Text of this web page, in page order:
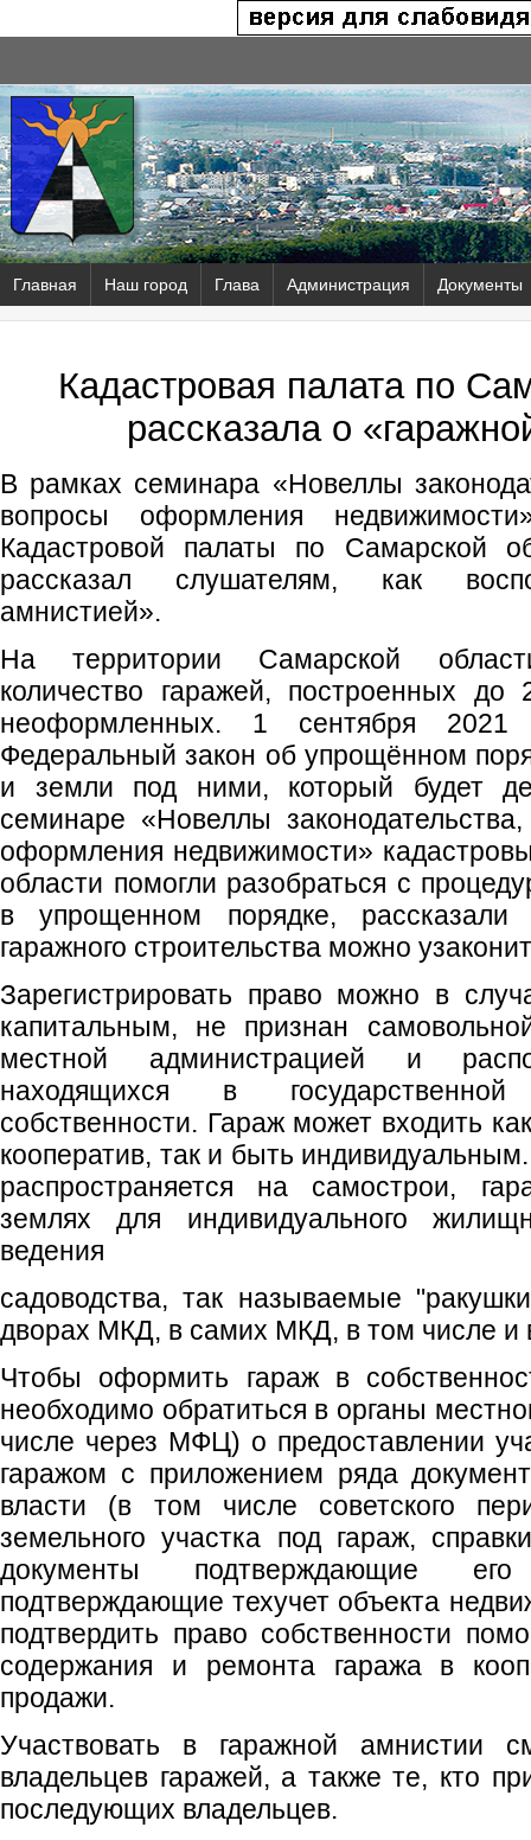
Главная Наш город Глава Администрация Документы
Кадастровая палата по
рассказала о
В рамках семинара «Новеллы
вопросы оформления
Кадастровой палаты по Самарской
рассказал слушателям, как
амнистией».
На территории Самарской
количество гаражей, построенных
неоформленных. 1 сентября
Федеральный закон об упрощённом
и земли под ними, который будет
семинаре «Новеллы
оформления недвижимости»
области помогли разобраться с
в упрощенном порядке,
гаражного строительства можно
Зарегистрировать право можно в
капитальным, не признан
местной администрацией и
находящихся в
собственности. Гараж может входить
кооператив, так и быть
распространяется на самострои,
землях для индивидуального
ведения
садоводства, так называемые
дворах МКД, в самих МКД, в том числе и
Чтобы оформить гараж в
необходимо обратиться в органы
числе через МФЦ) о предоставлении
гаражом с приложением ряда
власти (в том числе советского
земельного участка под гараж,
документы подтверждающие
подтверждающие техучет объекта
подтвердить право собственности
содержания и ремонта гаража в
продажи.
Участвовать в гаражной амнистии
владельцев гаражей, а также те, кто
последующих владельцев.